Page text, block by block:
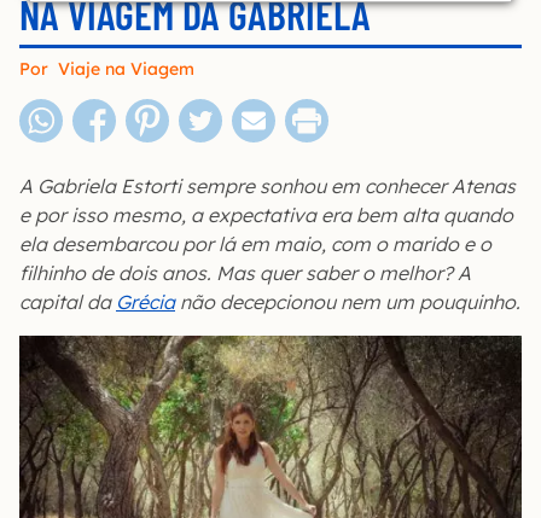
NA VIAGEM DA GABRIELA
Por Viaje na Viagem
A Gabriela Estorti sempre sonhou em conhecer Atenas
e por isso mesmo, a expectativa era bem alta quando
ela desembarcou por lá em maio, com o marido e o
filhinho de dois anos. Mas quer saber o melhor? A
capital da Grécianão decepcionou nem um pouquinho.